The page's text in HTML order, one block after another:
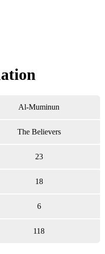
Al-Muminun
The Believers
23
18
6
118